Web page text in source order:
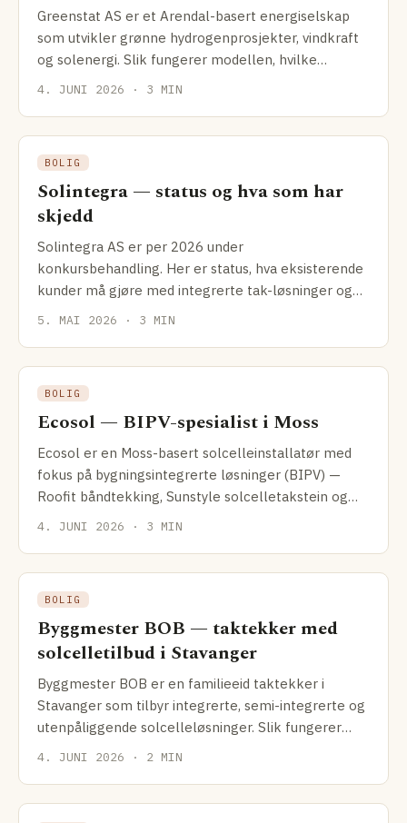
Greenstat AS er et Arendal-basert energiselskap
som utvikler grønne hydrogenprosjekter, vindkraft
og solenergi. Slik fungerer modellen, hvilke
prosjekter selskapet driver og hva det betyr for
4. JUNI 2026 · 3 MIN
BOLIG
Solintegra — status og hva som har
skjedd
Solintegra AS er per 2026 under
konkursbehandling. Her er status, hva eksisterende
kunder må gjøre med integrerte tak-løsninger og
hvilke alternativer som finnes.
5. MAI 2026 · 3 MIN
BOLIG
Ecosol — BIPV-spesialist i Moss
Ecosol er en Moss-basert solcelle­installatør med
fokus på bygnings­integrerte løsninger (BIPV) —
Roofit båndtekking, Sunstyle solcelletakstein og
solcellefasader.
4. JUNI 2026 · 3 MIN
BOLIG
Byggmester BOB — taktekker med
solcelle­tilbud i Stavanger
Byggmester BOB er en familieeid taktekker i
Stavanger som tilbyr integrerte, semi-integrerte og
utenpåliggende solcelleløsninger. Slik fungerer
kombinasjonen tak + solenergi.
4. JUNI 2026 · 2 MIN